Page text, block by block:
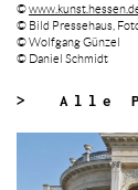
©
© Bild Pressehaus,
© Wolfgang Günzel
© Daniel Schmidt
> Alle